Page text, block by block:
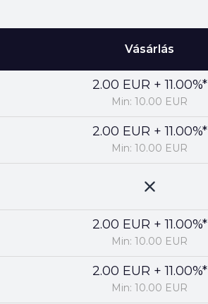
Vásárlás
2.00 EUR + 11.00%*
Min: 10.00 EUR
2.00 EUR + 11.00%*
Min: 10.00 EUR
2.00 EUR + 11.00%*
Min: 10.00 EUR
2.00 EUR + 11.00%*
Min: 10.00 EUR